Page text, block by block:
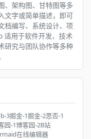
、架构图、甘特图等多
文字或简单描述，即可
档编写、系统设计、项
适用于软件开发、技术
研究与团队协作等多种
3掘金-1掘金-2思否-1
园-1博客园-2B站
在线编辑器